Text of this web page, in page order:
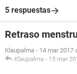
5 respuestas
Retraso
Klaupalma - 14 mar 2017
Klaupalma - 15 mar